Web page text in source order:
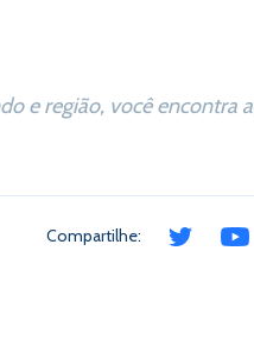
e região, você encontra
Compartilhe: